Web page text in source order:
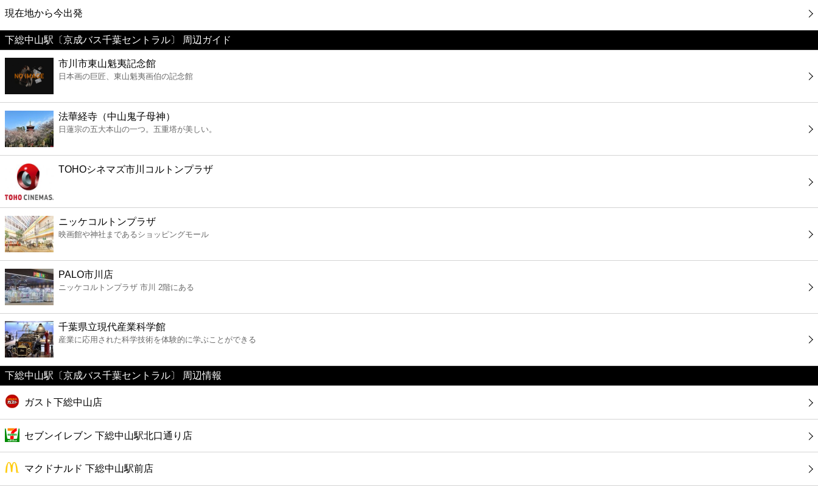
映画
美容
コンビニ
薬局
スーパー
エンタメ
書店
ファミレス
ファーストフード
カフェ
ショッピング
銀行
公共
現在地から今出発
下総中山駅〔京成バス千葉セントラル〕 周辺ガイド
市川市東山魁夷記念館
日本画の巨匠、東山魁夷画伯の記念館
法華経寺（中山鬼子母神）
日蓮宗の五大本山の一つ。五重塔が美しい。
TOHOシネマズ市川コルトンプラザ
ニッケコルトンプラザ
映画館や神社まであるショッピングモール
PALO市川店
ニッケコルトンプラザ 市川 2階にある
千葉県立現代産業科学館
産業に応用された科学技術を体験的に学ぶことができる
下総中山駅〔京成バス千葉セントラル〕 周辺情報
ガスト下総中山店
セブンイレブン 下総中山駅北口通り店
マクドナルド 下総中山駅前店